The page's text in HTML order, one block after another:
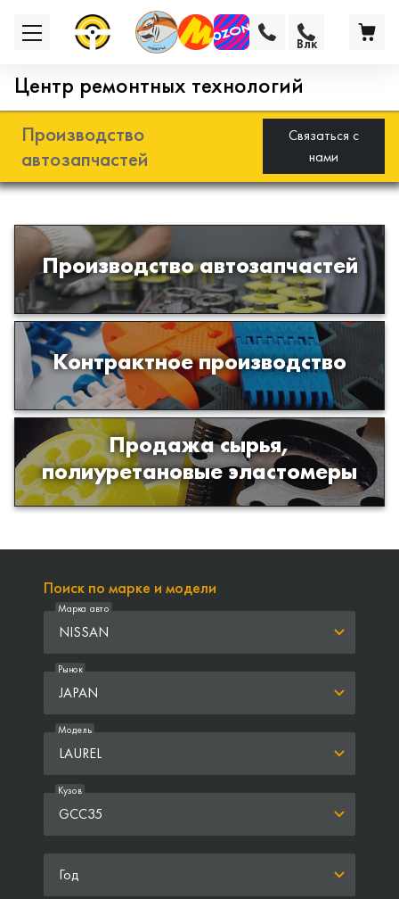
Центр ремонтных технологий
Производство
автозапчастей
Связаться с
нами
Производство автозапчастей
Разработка и производство деталей
из эластомеров для подвески
автомобиля
Контрактное производство
Производство изделий из пластиков
и полимеров по образцам либо
чертежам заказчика
Продажа сырья,
полиуретановые эластомеры
Продажа сырья для производства
изделий из полиуретана
Влк
Поиск по марке и модели
NISSAN
Марка авто
JAPAN
Рынок
LAUREL
Модель
GCC35
Кузов
Год